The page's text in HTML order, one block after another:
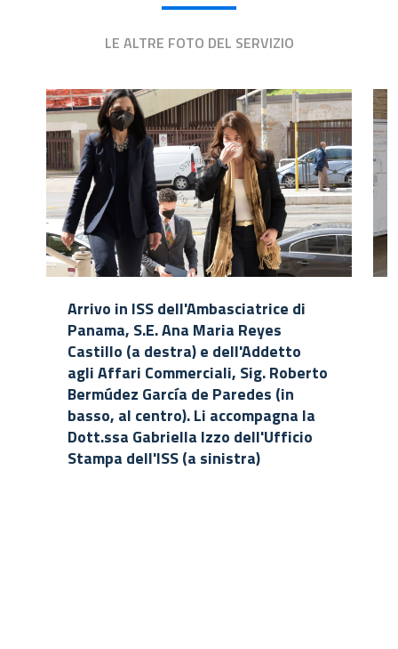
LE ALTRE FOTO DEL SERVIZIO
Arrivo in ISS dell'Ambasciatrice di
Panama, S.E. Ana Maria Reyes
Castillo (a destra) e dell'Addetto
agli Affari Commerciali, Sig. Roberto
Bermúdez García de Paredes (in
basso, al centro). Li accompagna la
Dott.ssa Gabriella Izzo dell'Ufficio
Stampa dell'ISS (a sinistra)